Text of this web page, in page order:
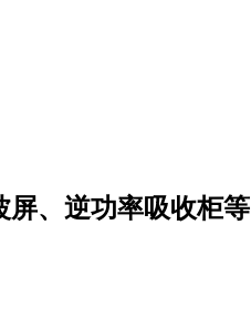
屏、逆功率吸收柜等